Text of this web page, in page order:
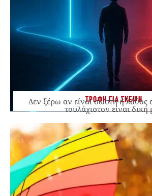
ΤΡΟΦΗ ΓΙΑ ΣΚΕΨΗ
Δεν ξέρω αν είναι σωστή ή λάθος
τουλάχιστον είναι δική